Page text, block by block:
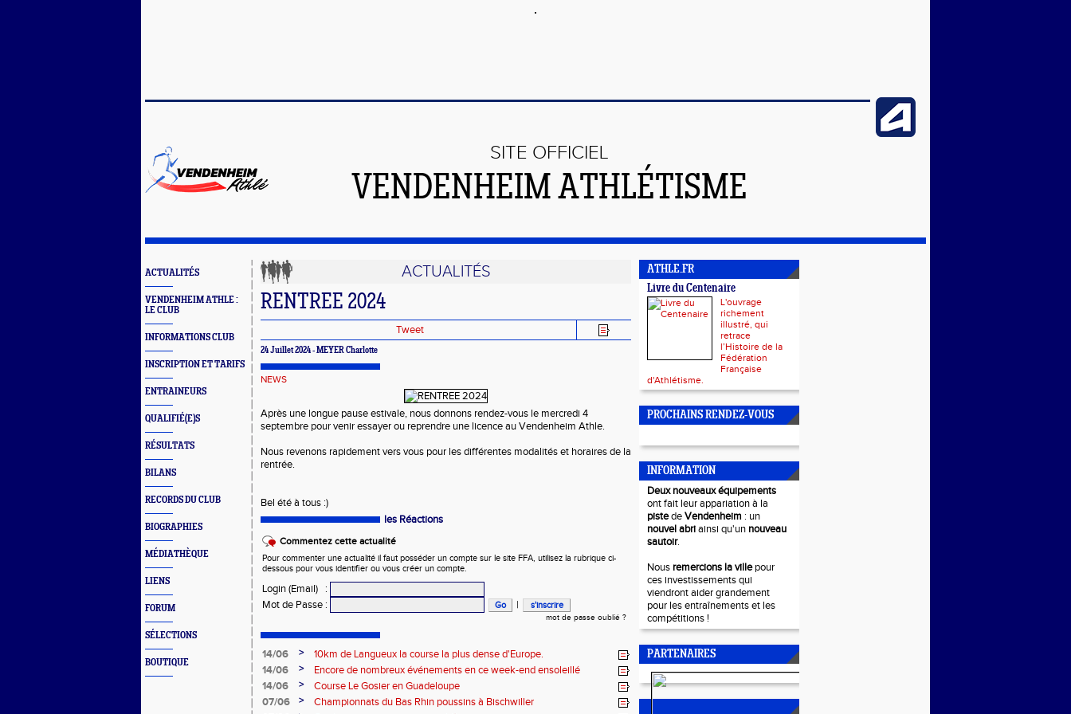
SITE OFFICIEL
VENDENHEIM ATHLÉTISME
ACTUALITÉS
VENDENHEIM ATHLE :
LE CLUB
INFORMATIONS CLUB
INSCRIPTION ET TARIFS
ENTRAINEURS
QUALIFIÉ(E)S
RÉSULTATS
BILANS
RECORDS DU CLUB
BIOGRAPHIES
MÉDIATHÈQUE
LIENS
FORUM
SÉLECTIONS
BOUTIQUE
ACTUALITÉS
RENTREE 2024
Tweet
24 Juillet 2024 - MEYER Charlotte
NEWS
Après une longue pause estivale, nous donnons rendez-vous le mercredi 4
septembre pour venir essayer ou reprendre une licence au Vendenheim Athle.
Nous revenons rapidement vers vous pour les différentes modalités et horaires de la
rentrée.
Bel été à tous :)
les Réactions
Commentez cette actualité
Pour commenter une actualité il faut posséder un compte sur le site FFA, utilisez la rubrique ci-
dessous pour vous identifier ou vous créer un compte.
Login (Email)
:
Mot de Passe : |
mot de passe oublié ?
14/06 >
10km de Langueux la course la plus dense d'Europe.
14/06
>
Encore de nombreux événements en ce week-end ensoleillé
14/06
>
Course Le Gosier en Guadeloupe
07/06
>
Championnats du Bas Rhin poussins à Bischwiller
ATHLE.FR
Livre du Centenaire
L'ouvrage
richement
illustré, qui
retrace
l’Histoire de la
Fédération
Française
d'Athlétisme.
PROCHAINS RENDEZ-VOUS
INFORMATION
Deux nouveaux équipements
ont fait leur appariation à la
pistedeVendenheim : un
nouvel abriainsi qu'un nouveau
sautoir.
Nous remercions la villepour
ces investissements qui
viendront aider grandement
pour les entraînements et les
compétitions !
PARTENAIRES